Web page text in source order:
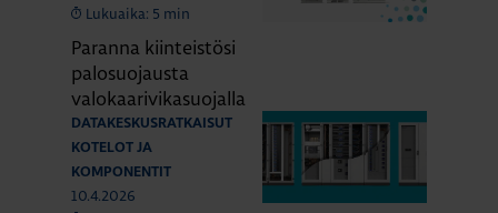
Lukuaika: 5 min
Paranna kiinteistösi
palosuojausta
valokaarivikasuojalla
DATAKESKUSRATKAISUT
KOTELOT JA
KOMPONENTIT
10.4.2026